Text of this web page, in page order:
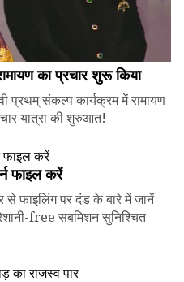
का प्रचार शुरू किया
प्रथम् संकल्प कार्यक्रम में रामायण
यात्रा की शुरुआत!
फाइल करें
फाइलिंग पर दंड के बारे में जानें
free सबमिशन सुनिश्चित